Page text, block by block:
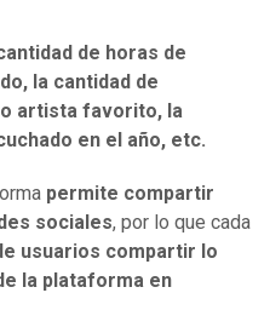
de horas de
la cantidad de
artista favorito, la
en el año, etc.
permite compartir
sociales, por lo que cada
usuarios compartir lo
la plataforma en